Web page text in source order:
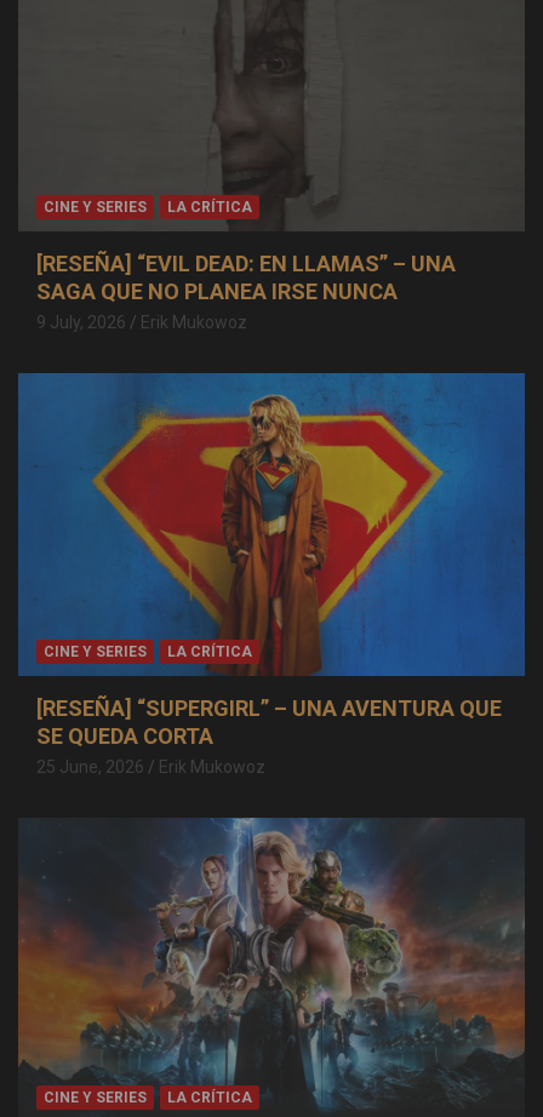
CINE Y SERIES LA CRÍTICA
[RESEÑA] “EVIL DEAD: EN LLAMAS” – UNA
SAGA QUE NO PLANEA IRSE NUNCA
9 July, 2026 Erik Mukowoz
CINE Y SERIES LA CRÍTICA
[RESEÑA] “SUPERGIRL” – UNA AVENTURA QUE
SE QUEDA CORTA
25 June, 2026 Erik Mukowoz
CINE Y SERIES LA CRÍTICA